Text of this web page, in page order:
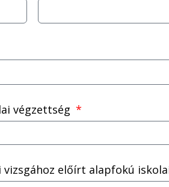
végzettség
vizsgához előírt alapfokú